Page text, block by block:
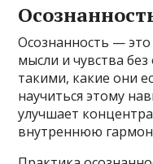
Осознанность — это
мысли и чувства
такими, какие они
научиться этому
улучшает
внутреннюю